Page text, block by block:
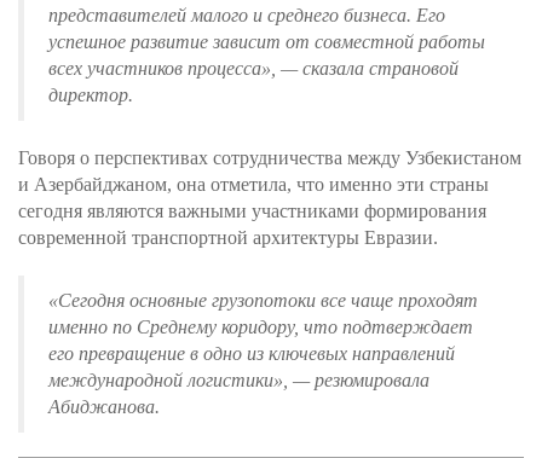
представителей малого и среднего бизнеса. Его
успешное развитие зависит от совместной работы
всех участников процесса», — сказала страновой
директор.
Говоря о перспективах сотрудничества между Узбекистаном
и Азербайджаном, она отметила, что именно эти страны
сегодня являются важными участниками формирования
современной транспортной архитектуры Евразии.
«Сегодня основные грузопотоки все чаще проходят
именно по Среднему коридору, что подтверждает
его превращение в одно из ключевых направлений
международной логистики», — резюмировала
Абиджанова.